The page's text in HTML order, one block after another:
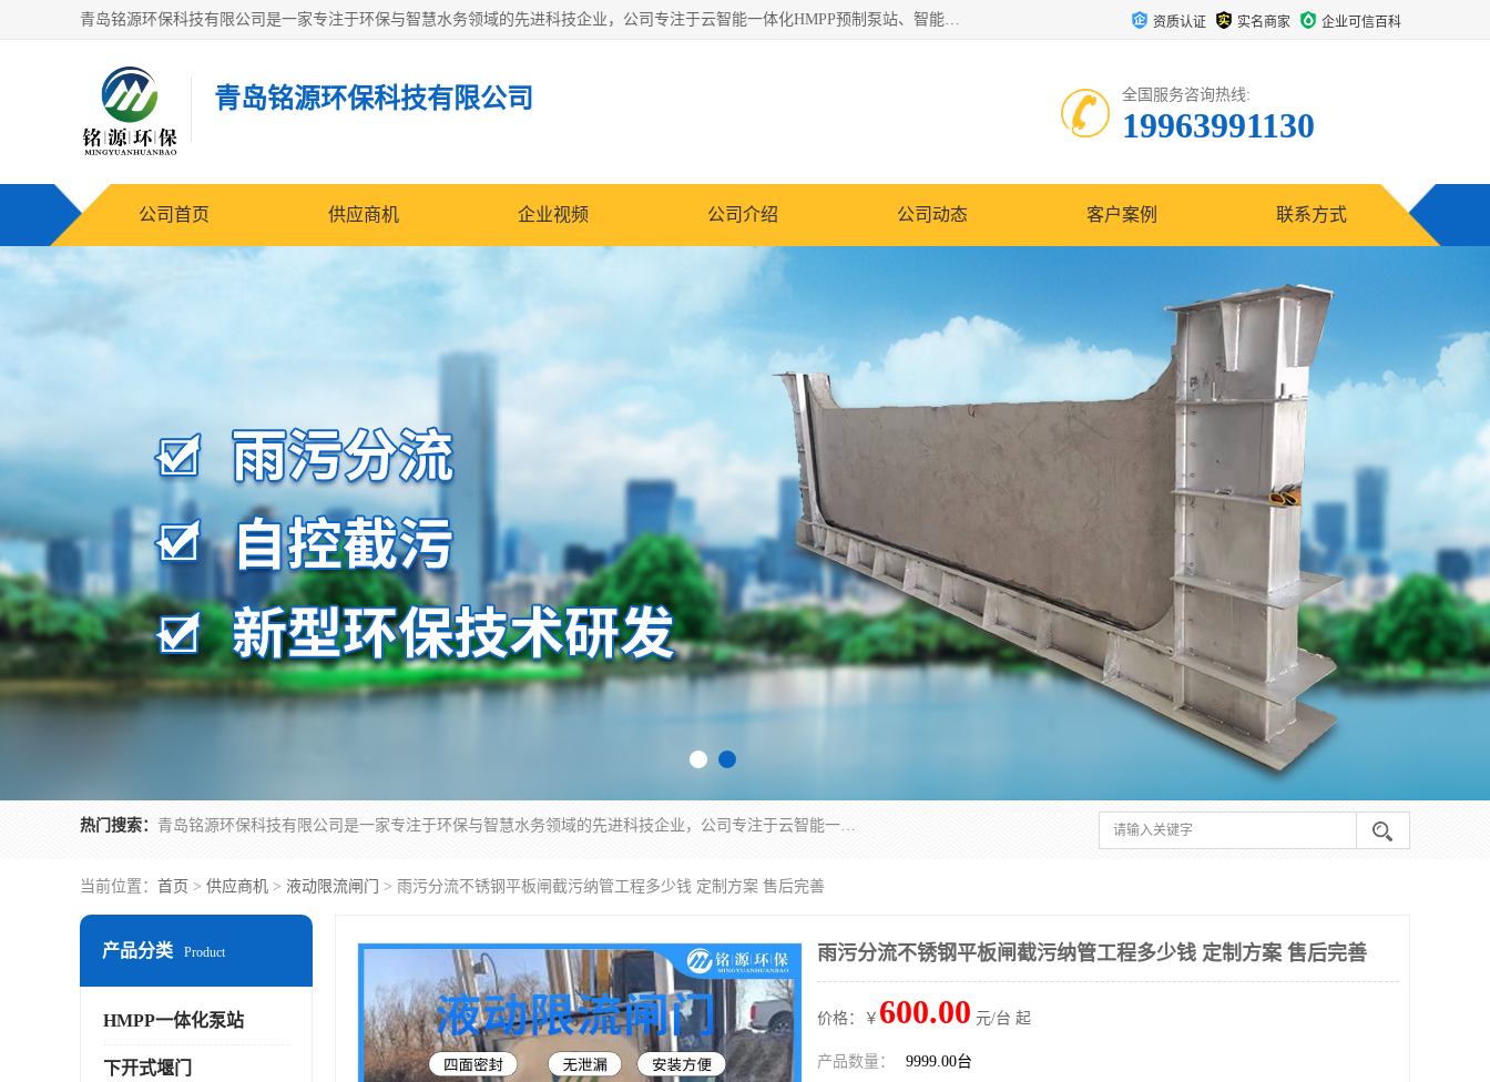
青岛铭源环保科技有限公司是一家专注于环保与智慧水务领域的先进科技企业，公司专注于云智能一体化HMPP预制泵站、智能截流井设备、调蓄池雨洪管理设备、水务循环利用、云智慧水务开发及新型环保技术研发等领域。 资质认证 实名商家 企业可信百科
青岛铭源环保科技有限公司 全国服务咨询热线:
19963991130
公司首页 供应商机 企业视频 公司介绍 公司动态 客户案例 联系方式
热门搜索： 青岛铭源环保科技有限公司是一家专注于环保与智慧水务领域的先进科技企业，公司专注于云智能一体化HMPP预制泵站、智能截流井设备、调蓄池雨洪管理设备、水务循环利用、云智慧水务开发及新型环保技术研发等领域。
当前位置： 首页 > 供应商机 > 液动限流闸门 > 雨污分流不锈钢平板闸截污纳管工程多少钱 定制方案 售后完善
产品分类 Product
HMPP一体化泵站
下开式堰门
雨污分流不锈钢平板闸截污纳管工程多少钱 定制方案 售后完善
价格：￥ 600.00 元/台 起
产品数量： 9999.00台